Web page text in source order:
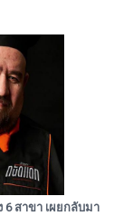
สาขา เผยกลับมา